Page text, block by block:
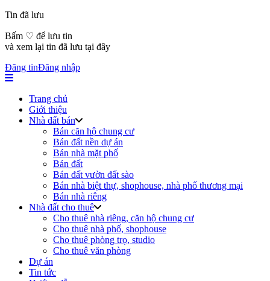
Tin đã lưu
Bấm ♡ để lưu tin
và xem lại tin đã lưu tại đây
Đăng tinĐăng nhập
Trang chủ
Giới thiệu
Nhà đất bán
Bán căn hộ chung cư
Bán đất nền dự án
Bán nhà mặt phố
Bán đất
Bán đất vườn đất sào
Bán nhà biệt thự, shophouse, nhà phố thương mại
Bán nhà riêng
Nhà đất cho thuê
Cho thuê nhà riêng, căn hộ chung cư
Cho thuê nhà phố, shophouse
Cho thuê phòng trọ, studio
Cho thuê văn phòng
Dự án
Tin tức